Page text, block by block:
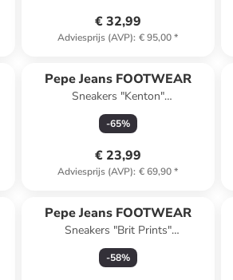
€ 32,99
Adviesprijs (AVP): € 95,00*
Pepe Jeans FOOTWEAR
Sneakers "Kenton"
crème/zilverkleurig
-65%
€ 23,99
Adviesprijs (AVP): € 69,90*
Pepe Jeans FOOTWEAR
Sneakers "Brit Prints"
blauw/donkerblauw
-58%